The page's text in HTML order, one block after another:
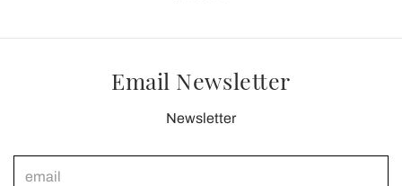
Email Newsletter
Newsletter